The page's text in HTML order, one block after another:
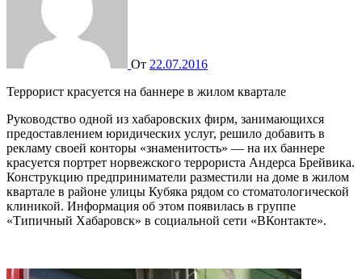
От 22.07.2016
Террорист красуется на баннере в жилом квартале
Руководство одной из хабаровских фирм, занимающихся
предоставлением юридических услуг, решило добавить в
рекламу своей конторы «знаменитость» — на их баннере
красуется портрет норвежского террориста Андерса Брейвика.
Конструкцию предприниматели разместили на доме в жилом
квартале в районе улицы Кубяка рядом со стоматологической
клиникой. Информация об этом появилась в группе
«Типичный Хабаровск» в социальной сети «ВКонтакте».